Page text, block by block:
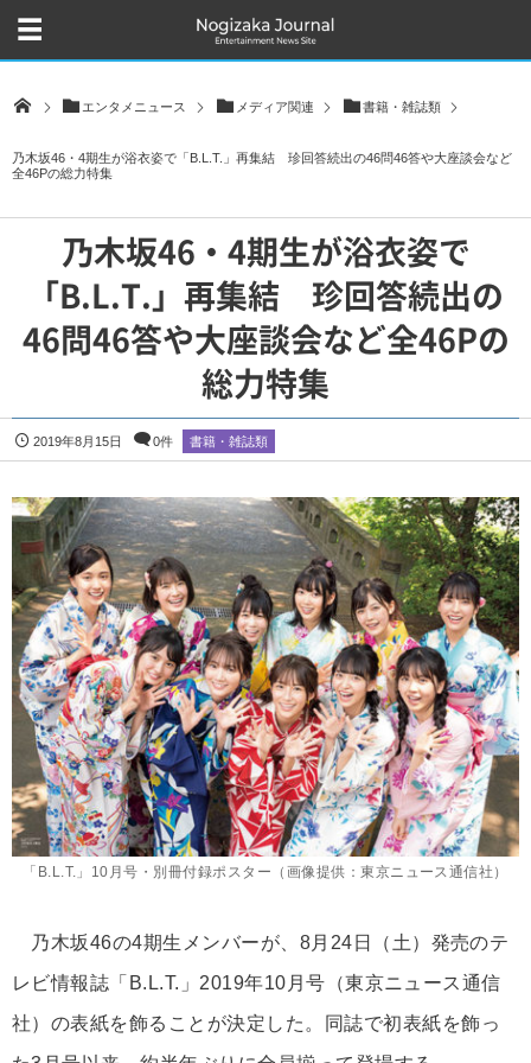
エンタメニュース メディア関連 書籍・雑誌類
乃木坂46・4期生が浴衣姿で「B.L.T.」再集結 珍回答続出の46問46答や大座談会など
全46Pの総力特集
乃木坂46・4期生が浴衣姿で
「B.L.T.」再集結 珍回答続出の
46問46答や大座談会など全46Pの
総力特集
2019年8月15日 0件 書籍・雑誌類
「B.L.T.」10月号・別冊付録ポスター（画像提供：東京ニュース通信社）
乃木坂46の4期生メンバーが、8月24日（土）発売のテ
レビ情報誌「B.L.T.」2019年10月号（東京ニュース通信
社）の表紙を飾ることが決定した。同誌で初表紙を飾っ